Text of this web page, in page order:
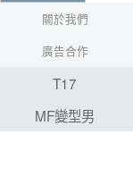
關於我們
廣告合作
T17
MF變型男